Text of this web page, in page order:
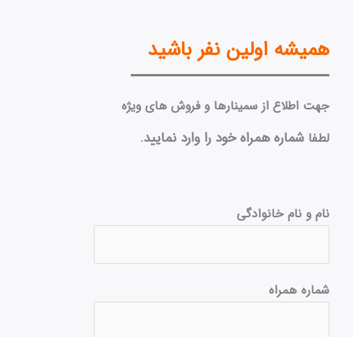
همیشه اولین نفر باشید
جهت اطلاع از سمینارها و فروش های ویژه
لطفاشماره همراه خود را وارد نمایید.
نام و نام خانوادگی
شماره همراه